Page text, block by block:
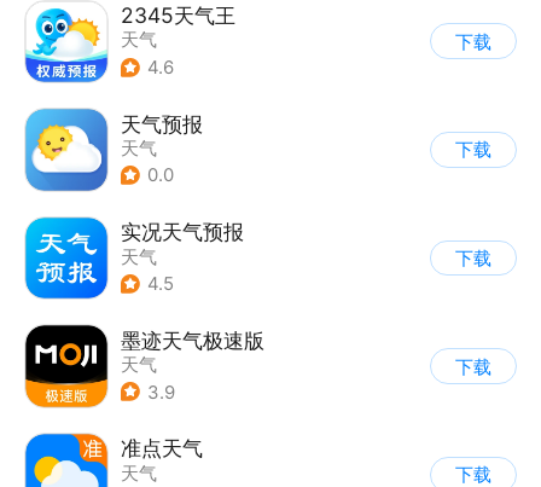
2345天气王
天气
4.6
下载
天气预报
天气
0.0
下载
实况天气预报
天气
4.5
下载
墨迹天气极速版
天气
3.9
下载
准点天气
天气
下载